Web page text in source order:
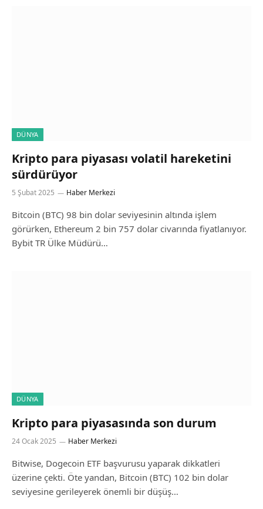
DÜNYA
Kripto para piyasası volatil hareketini
sürdürüyor
5 Şubat 2025 Haber Merkezi
Bitcoin (BTC) 98 bin dolar seviyesinin altında işlem
görürken, Ethereum 2 bin 757 dolar civarında fiyatlanıyor.
Bybit TR Ülke Müdürü…
DÜNYA
Kripto para piyasasında son durum
24 Ocak 2025 Haber Merkezi
Bitwise, Dogecoin ETF başvurusu yaparak dikkatleri
üzerine çekti. Öte yandan, Bitcoin (BTC) 102 bin dolar
seviyesine gerileyerek önemli bir düşüş…